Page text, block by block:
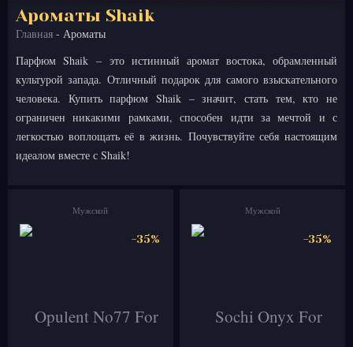
Ароматы Shaik
Главная - Ароматы
Парфюм Shaik – это истинный аромат востока, обрамленный
культурой запада. Отличный подарок для самого взыскательного
человека. Купить парфюм Shaik – значит, стать тем, кто не
ограничен никакими рамками, способен идти за мечтой и с
легкостью воплощать её в жизнь. Почувствуйте себя настоящим
идеалом вместе с Shaik!
Мужской
-35%
Мужской
-35%